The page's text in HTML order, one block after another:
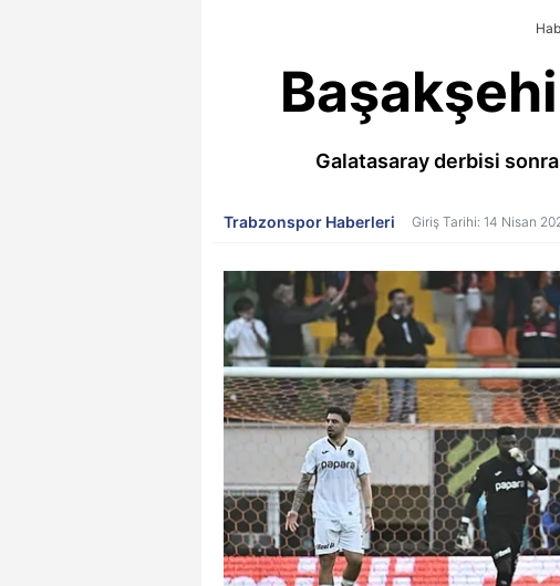
Galatasaray derbisi
Trabzonspor Haberleri Giriş Tarihi: 14 Nisan